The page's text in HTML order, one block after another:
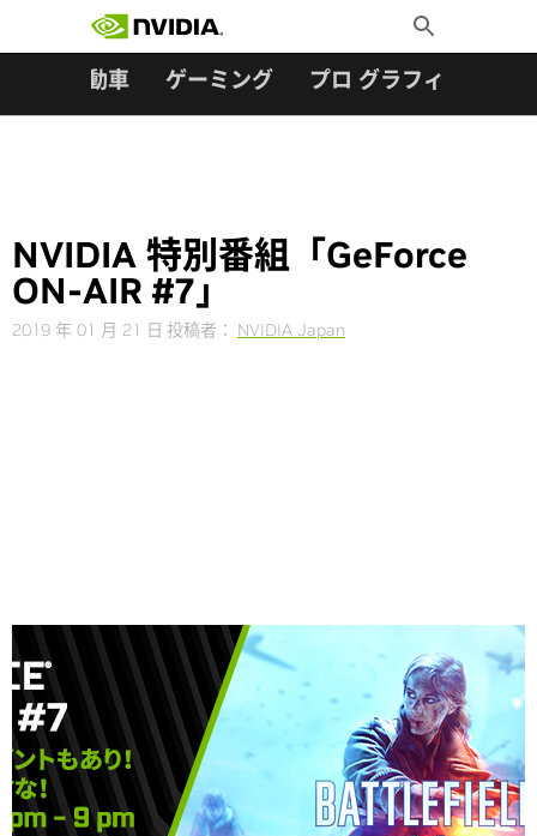
Toggle
Search
自動車 ゲーミング プロ グラフィックス
NVIDIA 特別番組「GeForce
ON-AIR #7」
2019 年 01 月 21 日 投稿者： NVIDIA Japan
Share